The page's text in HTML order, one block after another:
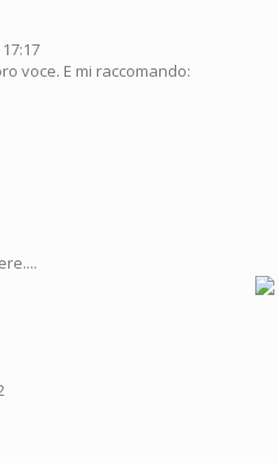
voce. E mi raccomando: